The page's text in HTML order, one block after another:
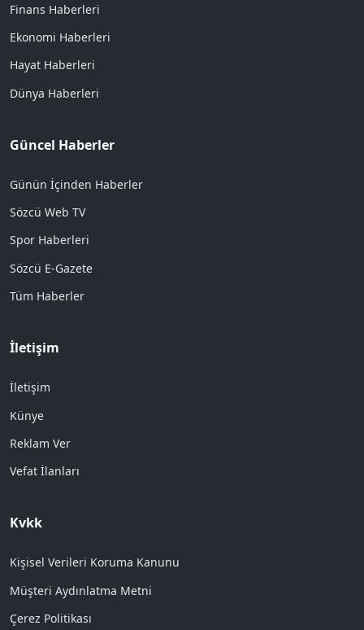
Finans Haberleri
Ekonomi Haberleri
Hayat Haberleri
Dünya Haberleri
Güncel Haberler
Günün İçinden Haberler
Sözcü Web TV
Spor Haberleri
Sözcü E-Gazete
Tüm Haberler
İletişim
İletişim
Künye
Reklam Ver
Vefat İlanları
Kvkk
Kişisel Verileri Koruma Kanunu
Müşteri Aydınlatma Metni
Çerez Politikası